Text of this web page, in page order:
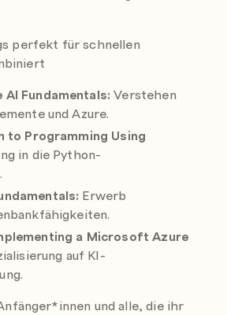
perfekt für schnellen
Fundamentals: Verstehen
und Azure.
to Programming Using
in die Python-
Erwerb
a Microsoft Azure
auf KI-
und alle, die ihr